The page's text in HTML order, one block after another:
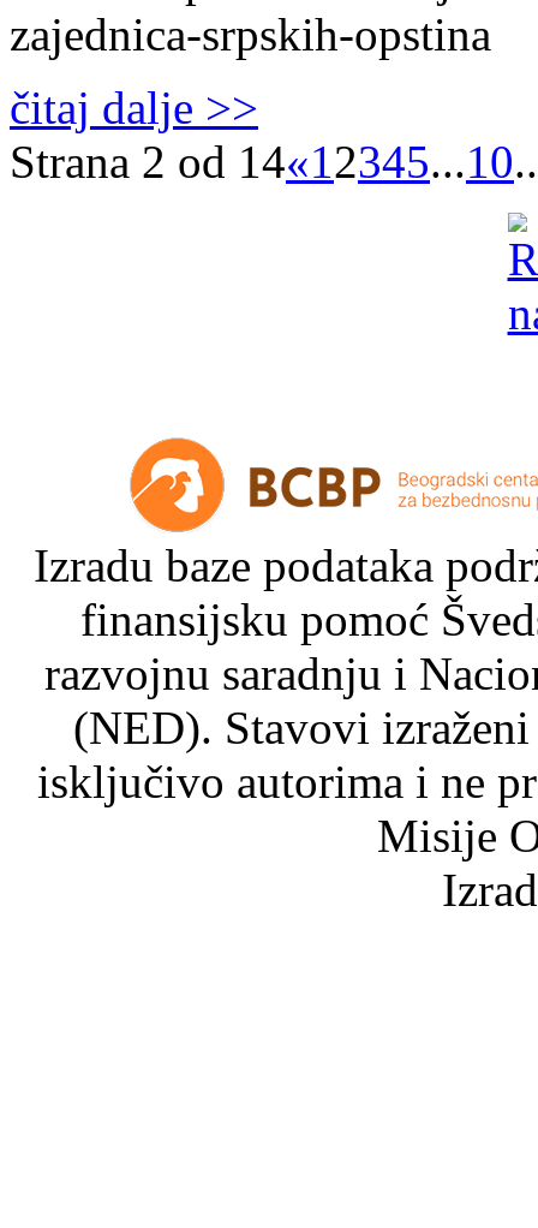
zajednica-srpskih-opstina
čitaj dalje >>
Strana 2 od 14«12345...10
Izradu baze podataka
finansijsku pomoć
razvojnu saradnju i
(NED). Stavovi
isključivo autorima i ne
Misije